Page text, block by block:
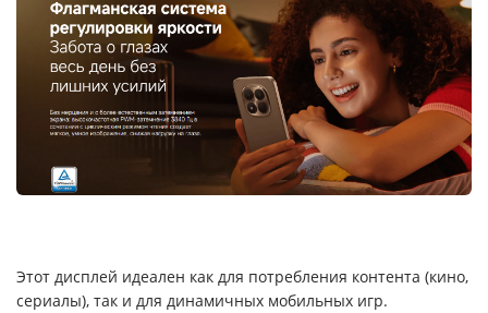
Этот дисплей идеален как для потребления контента (кино,
сериалы), так и для динамичных мобильных игр.